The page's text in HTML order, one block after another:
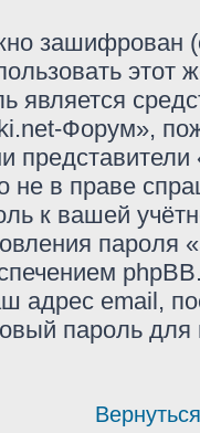
зашифрован
этот
является
Форум»,
не в праве
к вашей
пароля
адрес email,
пароль